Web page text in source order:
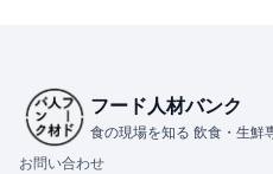
フード人材バンク
食の現場を知る 飲食・生鮮
お問い合わせ